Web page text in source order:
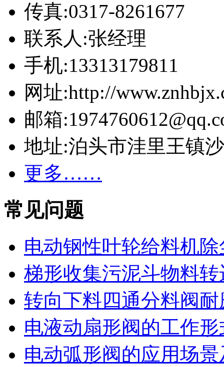
传真:0317-8261677
联系人:张经理
手机:13313179811
网址:http://
邮箱
地址:泊头市洼里王镇
更多……
常见问题
电动钢性叶轮给料机
梯形收集污泥斗物料
转向下料四通分料阀
电液动扇形阀的工作
电动弧形阀的应用场